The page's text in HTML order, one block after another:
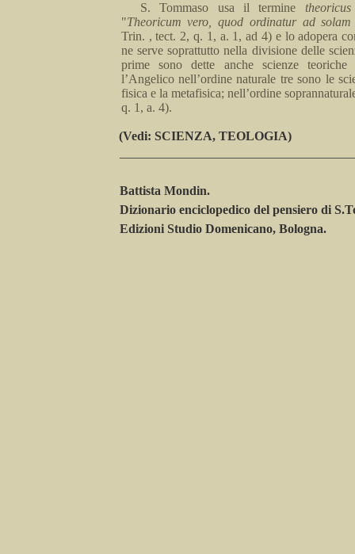
S. Tommaso usa il termine theoricus
"Theoricum vero,quod ordinaturadsolam
Trin. ,tect. 2, q. 1, a. 1, ad 4) e loadope­ra
ne serve soprattutto nella divisione delle
prime sono dette anche scienze
l’Angelico nell’ordine naturale tre sono le
fisica e la metafisica; nell’ordine
q. 1, a. 4).
(Vedi:SCIENZA, TEOLOGIA)
Battista Mondin.
Dizionario enciclopedico del pensiero di
Edizioni Studio Domenicano, Bologna.